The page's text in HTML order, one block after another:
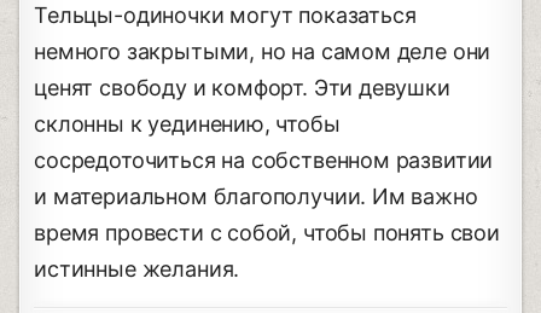
Тельцы-одиночки могут показаться
немного закрытыми, но на самом деле они
ценят свободу и комфорт. Эти девушки
склонны к уединению, чтобы
сосредоточиться на собственном развитии
и материальном благополучии. Им важно
время провести с собой, чтобы понять свои
истинные желания.